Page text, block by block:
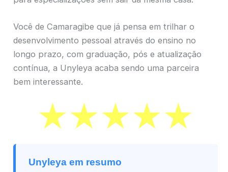
Você de Camaragibe que já pensa em trilhar o
desenvolvimento pessoal através do ensino no
longo prazo, com graduação, pós e atualização
contínua, a Unyleya acaba sendo uma parceira
bem interessante.
Unyleya em resumo